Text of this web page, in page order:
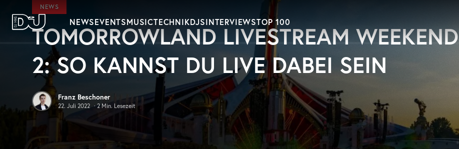
Zum Hauptinhalt springen
DJ Mag Germany
NEWSEVENTSMUSICTECHNIKDJSINTERVIEWSTOP 100
NEWS
TOMORROWLAND LIVESTREAM WEEKEND
2: SO KANNST DU LIVE DABEI SEIN
Franz Beschoner
22. Juli 2022 · 2 Min. Lesezeit